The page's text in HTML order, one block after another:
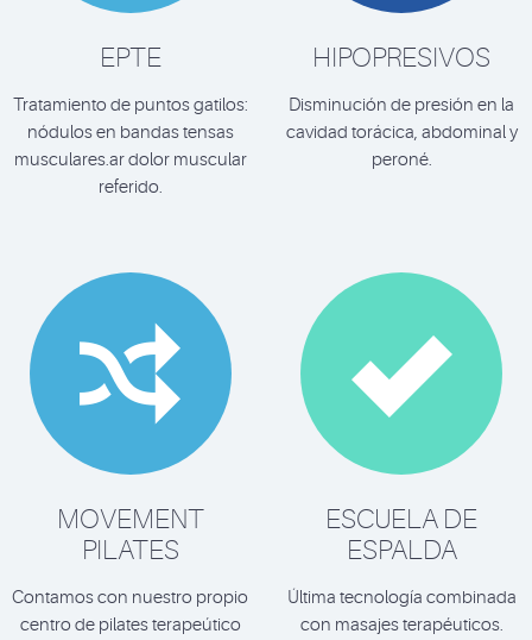
EPTE
Tratamiento de puntos gatilos:
nódulos en bandas tensas
musculares.ar dolor muscular
referido.
HIPOPRESIVOS
Disminución de presión en la
cavidad torácica, abdominal y
peroné.

MOVEMENT
PILATES
Contamos con nuestro propio
centro de pilates terapeútico

ESCUELA DE
ESPALDA
Última tecnología combinada
con masajes terapéuticos.